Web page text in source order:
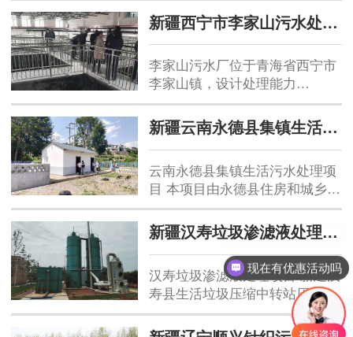
的污水处理设施的安装与调试。
总计处理量1000m³/d，已交付业
主使用，处理达到一级A标
准。...
新疆西宁市李家山污水处理厂项目
李家山污水厂位于青海省西宁市
李家山镇，设计处理能力
10000m³/d,采用AAO+MBR水处
理工艺，主要由粗格棚间及提升
泵房、细隔棚沉砂池、AA0生化
池、MBR池、鼓风机房、污泥脱
水机房组成。生活污水经粗格栅
机细格栅旋流沉砂池进行预处理
后进入A/O接触氧化池进行生化
处理后，进入MBR膜池进行深度
处理。出水经...
新疆云南永德县集镇生活污水处理项目
云南永德县集镇生活污水处理项
目 本项目由永德县住房和城乡建
设局具体实施建设大山乡集镇生
活污水处理项目，项目投资约
1200万元，处理能力为800吨/
天。 本工程处理的污水为生活污
水，可生化性良好，采用“A/O生
物接触氧化+多介质过滤”的工
艺。 污水由排水系统...
新疆汉寿垃圾渗滤液处理项目
汉寿垃圾渗滤液处理项目 新建汉
寿县生活垃圾压缩中转站压缩渗
滤液治理工程，处理量为50m³，
处理垃圾渗滤液均为汉寿县各乡
现在有优惠活动吗